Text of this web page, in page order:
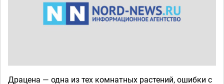
Драцена — одна из тех комнатных растений, ошибки с